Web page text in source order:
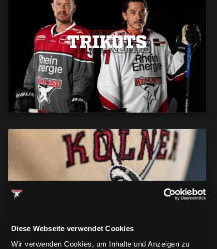
Diese Webseite verwendet Cookies
Wir verwenden Cookies, um Inhalte und Anzeigen zu
TRIKOTS
TRIKOTS
TRIKOTS